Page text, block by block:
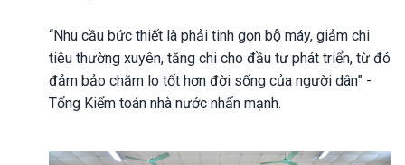
“Nhu cầu bức thiết là phải tinh gọn bộ máy, giảm chi
tiêu thường xuyên, tăng chi cho đầu tư phát triển, từ đó
đảm bảo chăm lo tốt hơn đời sống của người dân” -
Tổng Kiểm toán nhà nước nhấn mạnh.